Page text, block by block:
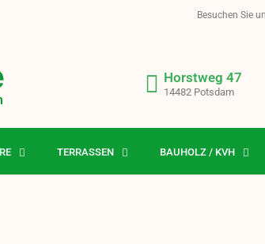
Besuchen Sie
Horstweg 47
14482 Potsdam
TERRASSEN BAUHOLZ / KVH